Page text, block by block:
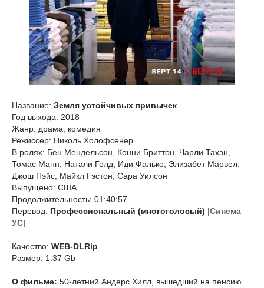
Название: Земля устойчивых привычек
Год выхода: 2018
Жанр: драма, комедия
Режиссер: Николь Холофсенер
В ролях: Бен Мендельсон, Конни Бриттон, Чарли Тахэн,
Томас Манн, Натали Голд, Иди Фалько, Элизабет Марвел,
Джош Пэйс, Майкл Гэстон, Сара Уилсон
Выпущено: США
Продолжительность: 01:40:57
Перевод: Профессиональный (многоголосый) |Синема
УС|
Качество: WEB-DLRip
Размер: 1.37 Gb
О фильме: 50-летний Андерс Хилл, вышедший на пенсию